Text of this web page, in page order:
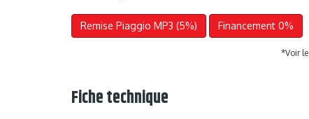
Remise Piaggio MP3 (5%) Financement 0%
*Voir
Fiche technique